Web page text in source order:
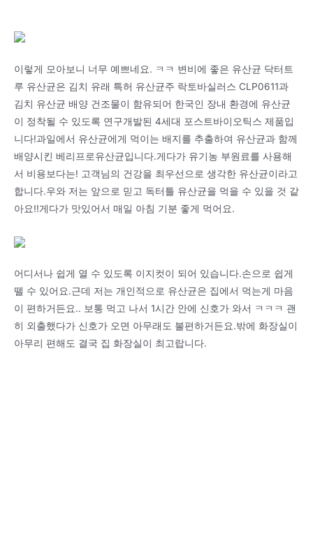
이렇게 모아보니 너무 예쁘네요. ㅋㅋ 변비에 좋은 유산균 닥터트
루 유산균은 김치 유래 특허 유산균주 락토바실러스 CLP0611과
김치 유산균 배양 건조물이 함유되어 한국인 장내 환경에 유산균
이 정착될 수 있도록 연구개발된 4세대 포스트바이오틱스 제품입
니다!과일에서 유산균에게 먹이는 배지를 추출하여 유산균과 함께
배양시킨 베리프로유산균입니다.게다가 유기농 부원료를 사용해
서 비용보다는! 고객님의 건강을 최우선으로 생각한 유산균이라고
합니다.우와 저는 앞으로 믿고 독터틀 유산균을 먹을 수 있을 것 같
아요!!게다가 맛있어서 매일 아침 기분 좋게 먹어요.
어디서나 쉽게 열 수 있도록 이지컷이 되어 있습니다.손으로 쉽게
뗄 수 있어요.근데 저는 개인적으로 유산균은 집에서 먹는게 마음
이 편하거든요.. 보통 먹고 나서 1시간 안에 신호가 와서 ㅋㅋㅋ 괜
히 외출했다가 신호가 오면 아무래도 불편하거든요.밖에 화장실이
아무리 편해도 결국 집 화장실이 최고랍니다.